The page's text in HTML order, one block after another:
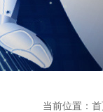
当前位置：